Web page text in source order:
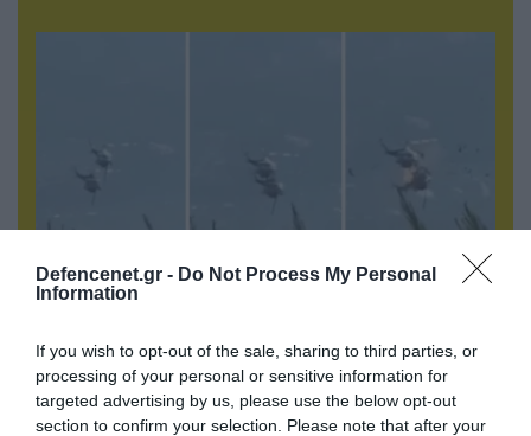
Defencenet.gr - Do Not Process My Personal
Information
If you wish to opt-out of the sale, sharing to third parties, or
processing of your personal or sensitive information for
targeted advertising by us, please use the below opt-out
section to confirm your selection. Please note that after your
Ελέγχεται αμοντάριστο βίντεο της σύγκρουσης
των ελικοπτέρων στην Ψάθα – Σενάριο για
τρίτο ελικόπτερο